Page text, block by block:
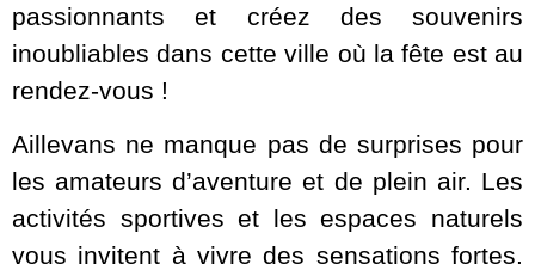
passionnants et créez des souvenirs
inoubliables dans cette ville où la fête est au
rendez-vous !
Aillevans ne manque pas de surprises pour
les amateurs d’aventure et de plein air. Les
activités sportives et les espaces naturels
vous invitent à vivre des sensations fortes.